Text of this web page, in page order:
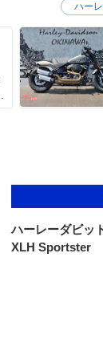
ハー
ハーレーダビッ
XLH Sportster